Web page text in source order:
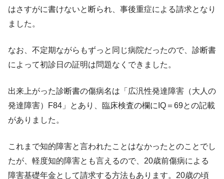
はさすがに書けないと断られ、事後重症による請求となり
ました。
なお、不定期ながらもずっと同じ病院だったので、診断書
によって初診日の証明は問題なくできました。
出来上がった診断書の傷病名は「広汎性発達障害（大人の
発達障害）F84」とあり、臨床検査の欄にIQ＝69との記載
がありました。
これまで知的障害と言われたことはなかったとのことでし
たが、軽度知的障害とも言えるので、20歳前傷病による
障害基礎年金として請求する方法もあります。20歳の頃